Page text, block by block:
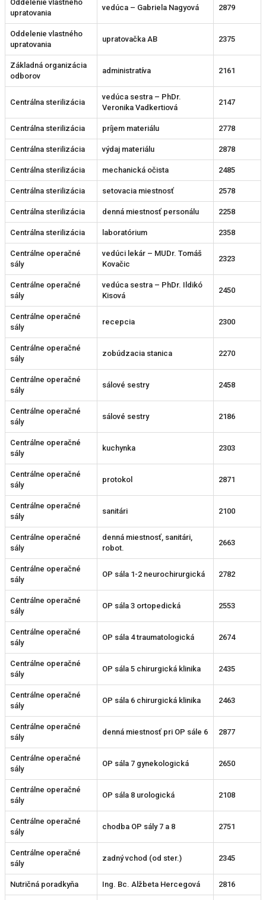
Oddelenie vlastného
upratovania
vedúca – Gabriela Nagyová 2879
Oddelenie vlastného
upratovania
upratovačka AB 2375
Základná organizácia
odborov
administratíva 2161
Centrálna sterilizácia
vedúca sestra – PhDr.
Veronika Vadkertiová
2147
Centrálna sterilizácia príjem materiálu 2778
Centrálna sterilizácia výdaj materiálu 2878
Centrálna sterilizácia mechanická očista 2485
Centrálna sterilizácia setovacia miestnosť 2578
Centrálna sterilizácia denná miestnosť personálu 2258
Centrálna sterilizácia laboratórium 2358
Centrálne operačné
sály
vedúci lekár – MUDr. Tomáš
Kovačic
2323
Centrálne operačné
sály
vedúca sestra – PhDr. Ildikó
Kisová
2450
Centrálne operačné
sály
recepcia 2300
Centrálne operačné
sály
zobúdzacia stanica 2270
Centrálne operačné
sály
sálové sestry 2458
Centrálne operačné
sály
sálové sestry 2186
Centrálne operačné
sály
kuchynka 2303
Centrálne operačné
sály
protokol 2871
Centrálne operačné
sály
sanitári 2100
Centrálne operačné
sály
denná miestnosť, sanitári,
robot.
2663
Centrálne operačné
sály
OP sála 1-2 neurochirurgická 2782
Centrálne operačné
sály
OP sála 3 ortopedická 2553
Centrálne operačné
sály
OP sála 4 traumatologická 2674
Centrálne operačné
sály
OP sála 5 chirurgická klinika 2435
Centrálne operačné
sály
OP sála 6 chirurgická klinika 2463
Centrálne operačné
sály
denná miestnosť pri OP sále 6 2877
Centrálne operačné
sály
OP sála 7 gynekologická 2650
Centrálne operačné
sály
OP sála 8 urologická 2108
Centrálne operačné
sály
chodba OP sály 7 a 8 2751
Centrálne operačné
sály
zadný vchod (od ster.) 2345
Nutričná poradkyňa Ing. Bc. Alžbeta Hercegová 2816